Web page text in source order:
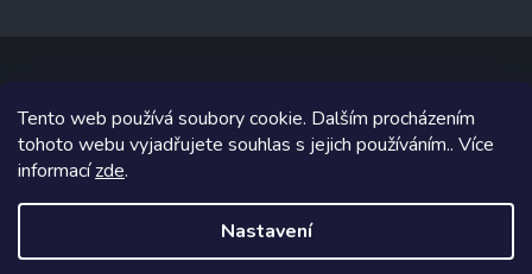
Tento web používá soubory cookie. Dalším procházením
tohoto webu vyjadřujete souhlas s jejich používáním.. Více
informacízde.
Nastavení
Copyright 2026VeteránMoto s.r.o.. Všechna práva vyhrazena.
Grafický návrh vytvořil a na Shoptet implementoval
Shoptetak.cz.
Vytvořil Shoptet